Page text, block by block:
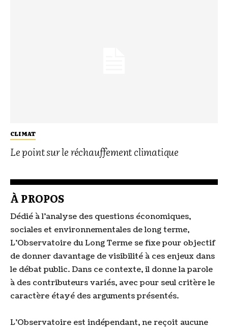
CLIMAT
Le point sur le réchauffement climatique
À PROPOS
Dédié à l’analyse des questions économiques,
sociales et environnementales de long terme,
L’Observatoire du Long Terme se fixe pour objectif
de donner davantage de visibilité à ces enjeux dans
le débat public. Dans ce contexte, il donne la parole
à des contributeurs variés, avec pour seul critère le
caractère étayé des arguments présentés.
L’Observatoire est indépendant, ne reçoit aucune